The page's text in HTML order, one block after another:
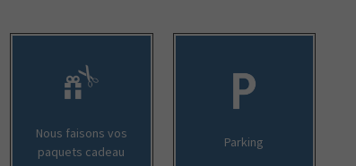
Nous faisons vos
paquets cadeau
Parking